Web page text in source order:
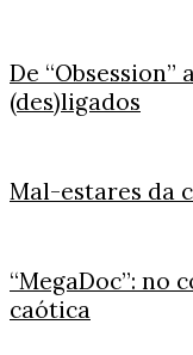
De “Obsession”
(des)ligados
Mal-estares da
“MegaDoc”: no
caótica